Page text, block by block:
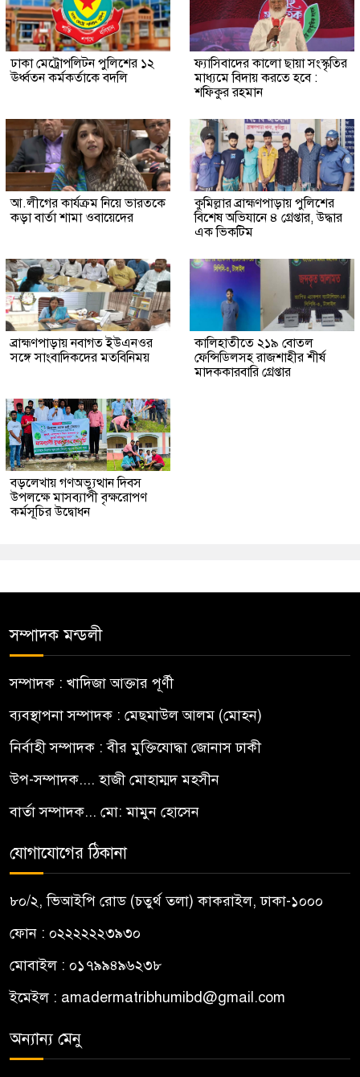
ঢাকা মেট্রোপলিটন পুলিশের ১২
ঊর্ধ্বতন কর্মকর্তাকে বদলি
ফ্যাসিবাদের কালো ছায়া সংস্কৃতির
মাধ্যমে বিদায় করতে হবে :
শফিকুর রহমান
আ.লীগের কার্যক্রম নিয়ে ভারতকে
কড়া বার্তা শামা ওবায়েদের
কুমিল্লার ব্রাহ্মণপাড়ায় পুলিশের
বিশেষ অভিযানে ৪ গ্রেপ্তার, উদ্ধার
এক ভিকটিম
ব্রাহ্মণপাড়ায় নবাগত ইউএনওর
সঙ্গে সাংবাদিকদের মতবিনিময়
কালিহাতীতে ২১৯ বোতল
ফেন্সিডিলসহ রাজশাহীর শীর্ষ
মাদককারবারি গ্রেপ্তার
বড়লেখায় গণঅভ্যুত্থান দিবস
উপলক্ষে মাসব্যাপী বৃক্ষরোপণ
কর্মসূচির উদ্বোধন
সম্পাদক মন্ডলী
সম্পাদক : খাদিজা আক্তার পূর্ণী
ব্যবস্থাপনা সম্পাদক : মেছমাউল আলম (মোহন)
নির্বাহী সম্পাদক : বীর মুক্তিযোদ্ধা জোনাস ঢাকী
উপ-সম্পাদক.... হাজী মোহাম্মদ মহসীন
বার্তা সম্পাদক... মো: মামুন হোসেন
যোগাযোগের ঠিকানা
৮০/২, ভিআইপি রোড (চতুর্থ তলা) কাকরাইল, ঢাকা-১০০০
ফোন : ০২২২২২২৩৯৩০
মোবাইল : ০১৭৯৯৪৯৬২৩৮
ইমেইল : amadermatribhumibd@gmail.com
অন্যান্য মেনু